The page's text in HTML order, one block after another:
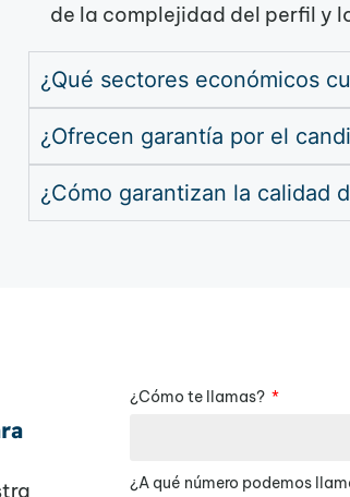
de la complejidad del perfil y
¿Qué sectores económicos
¿Ofrecen garantía por el
¿Cómo garantizan la calidad
¿Cómo te llamas?
¿A qué número podemos